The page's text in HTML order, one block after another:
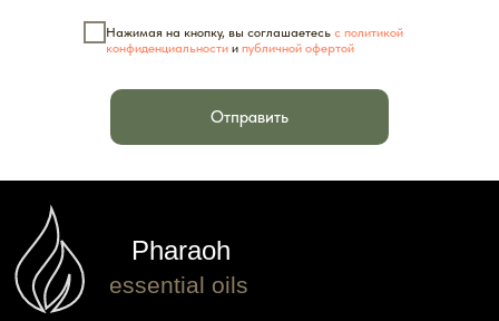
Нажимая на кнопку, вы соглашаетесь с политикой
конфиденциальности и публичной офертой
Отправить
essential oils
О компании
Контакты
ПОКУПАТЕЛЯМ
Документы
Каталог